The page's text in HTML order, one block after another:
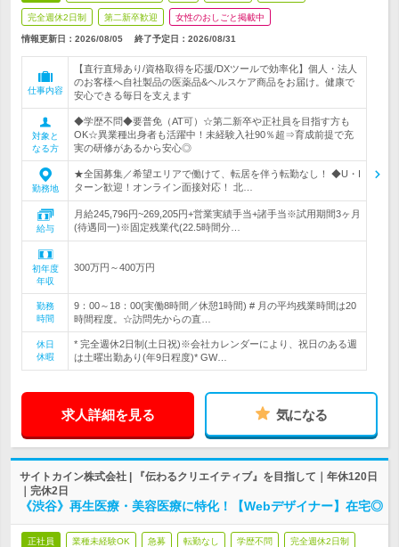
完全週休2日制 第二新卒歓迎 女性のおしごと掲載中
情報更新日：2026/08/05 終了予定日： 2026/08/31
仕事内容
【直行直帰あり/資格取得を応援/DXツールで効率化】個人・法人
のお客様へ自社製品の医薬品&ヘルスケア商品をお届け。健康で
安心できる毎日を支えます
対象と
なる方
◆学歴不問◆要普免（AT可）☆第二新卒や正社員を目指す方も
OK☆異業種出身者も活躍中！未経験入社90％超⇒育成前提で充
実の研修があるから安心◎
勤務地
★全国募集／希望エリアで働けて、転居を伴う転勤なし！ ◆U・I
ターン歓迎！オンライン面接対応！ 北…
給与
月給245,796円~269,205円+営業実績手当+諸手当※試用期間3ヶ月
(待遇同一)※固定残業代(22.5時間分…
初年度
年収
300万円～400万円
勤務
時間
9：00～18：00(実働8時間／休憩1時間) # 月の平均残業時間は20
時間程度。☆訪問先からの直…
休日
休暇
* 完全週休2日制(土日祝)※会社カレンダーにより、祝日のある週
は土曜出勤あり(年9日程度)* GW…
求人詳細を見る 気になる
サイトカイン株式会社 | 『伝わるクリエイティブ』を目指して｜年休120日
｜完休2日
《渋谷》再生医療・美容医療に特化！【Webデザイナー】在宅◎
正社員 業種未経験OK 急募 転勤なし 学歴不問 完全週休2日制